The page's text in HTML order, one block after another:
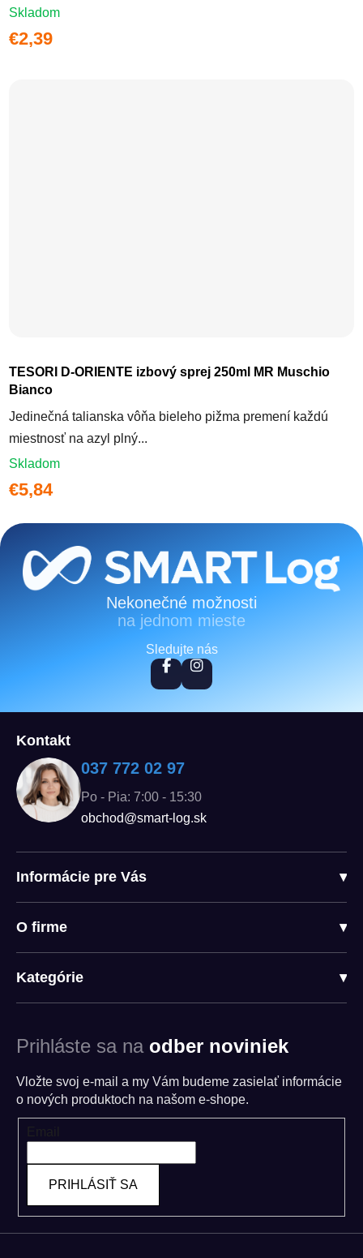
Skladom
€2,39
TESORI D-ORIENTE izbový sprej 250ml MR Muschio
Bianco
Jedinečná talianska vôňa bieleho pižma premení každú
miestnosť na azyl plný...
Skladom
€5,84
Zápätie
Nekonečné možnosti
na jednom mieste
Sledujte nás
Kontakt
037 772 02 97
Po - Pia: 7:00 - 15:30
obchod@smart-log.sk
Informácie pre Vás ▾
O firme ▾
Kategórie ▾
Prihláste sa na odber noviniek
Vložte svoj e-mail a my Vám budeme zasielať informácie
o nových produktoch na našom e-shope.
PRIHLÁSIŤ SA